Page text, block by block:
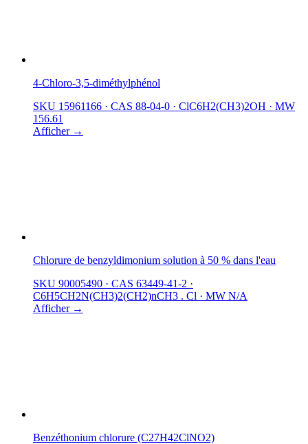
4-Chloro-3,5-diméthylphénol
SKU 15961166 · CAS 88-04-0 · ClC6H2(CH3)2OH · MW
156.61
Afficher →
Chlorure de benzyldimonium solution à 50 % dans l'eau
SKU 90005490 · CAS 63449-41-2 ·
C6H5CH2N(CH3)2(CH2)nCH3 . Cl · MW N/A
Afficher →
Benzéthonium chlorure (C27H42ClNO2)